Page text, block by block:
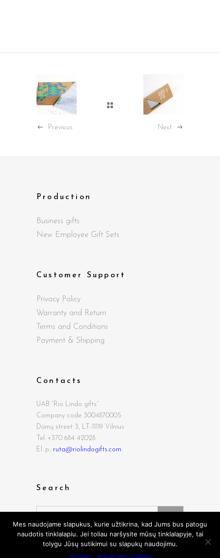
Previous Next
Production
Business gifts
New Employee Gift Sets
Customer Support
Privacy Policy
Warranty and Return
Terms and Conditions
Payment & Shipping
Contacts
UAB “Rio Lindo gifts”
Company code 3004870005
Dūmų street 3, LT-11119 Vilnius
Tel: +370 684 42028
El. p.: ruta@riolindogifts.com
Search
Search
for:
Mes naudojame slapukus, kurie užtikrina, kad Jums bus patogu
naudotis tinklalapiu. Jei toliau naršysite mūsų tinklalapyje, tai
tolygu Jūsų sutikimui su slapukų naudojimu.